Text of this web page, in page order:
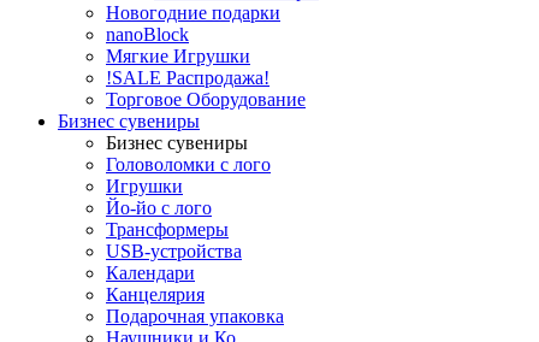
Новогодние подарки
nanoBlock
Мягкие Игрушки
!SALE Распродажа!
Торговое Оборудование
Бизнес сувениры
Бизнес сувениры
Головоломки с лого
Игрушки
Йо-йо с лого
Трансформеры
USB-устройства
Календари
Канцелярия
Подарочная упаковка
Наушники и Ко.